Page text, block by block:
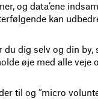
og data’ene
kan
dig selv og din by,
øje med alle veje
til og “micro